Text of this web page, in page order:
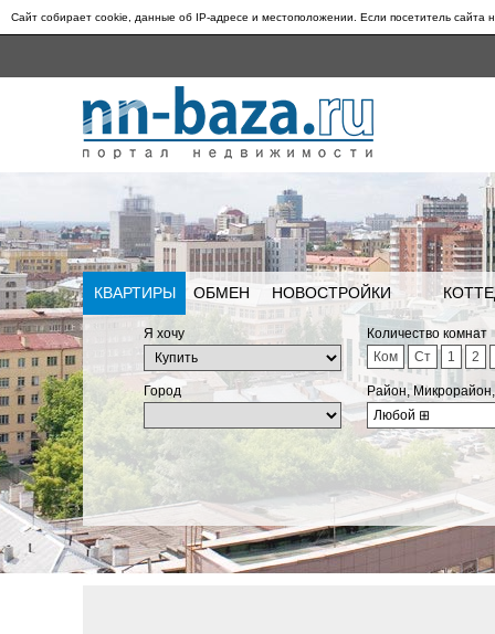
Сайт собирает cookie, данные об IP-адресе и местоположении. Если посетитель сайта
КВАРТИРЫ ОБМЕН НОВОСТРОЙКИ
Я хочу
Количество комнат
Ком
Ст 1 2
Город
Район,
Любой ⊞